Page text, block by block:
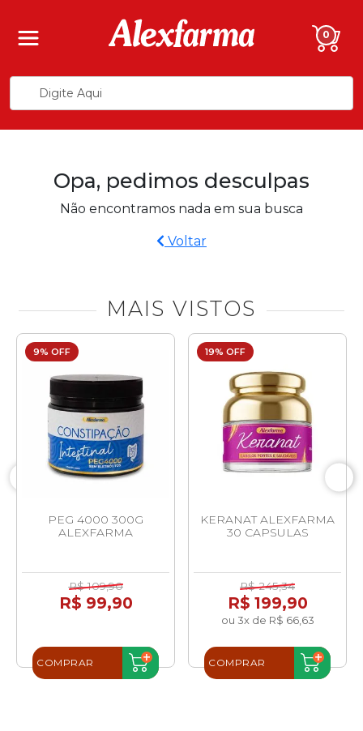
0
Opa, pedimos desculpas
Não encontramos nada em sua busca
Voltar
MAIS VISTOS
9% OFF
PEG 4000 300G
ALEXFARMA
R$ 109,90
R$ 99,90
COMPRAR
19% OFF
KERANAT ALEXFARMA
30 CAPSULAS
R$ 245,34
R$ 199,90
ou 3x de R$ 66,63
COMPRAR